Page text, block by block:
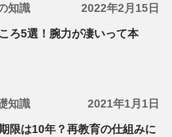
知識 2022年2月15日
ろ5選！腕力が凄いって本
知識 2021年1月1日
限は10年？再教育の仕組みに